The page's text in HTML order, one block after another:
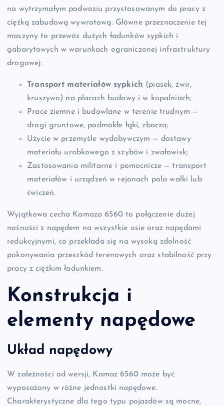
na wytrzymałym podwoziu przystosowanym do pracy z
ciężką zabudową wywrotową. Główne przeznaczenie tej
maszyny to przewóz dużych ładunków sypkich i
gabarytowych w warunkach ograniczonej infrastruktury
drogowej:
Transport materiałów sypkich (piasek, żwir,
kruszywo) na placach budowy i w kopalniach;
Prace ziemne i budowlane w terenie trudnym —
drogi gruntowe, podmokłe łąki, zbocza;
Użycie w przemyśle wydobywczym — dostawy
materiału urobkowego z szybów i zwałowisk;
Zastosowania militarne i pomocnicze — transport
materiałów i urządzeń w rejonach pola walki lub
ćwiczeń.
Wyjątkowa cecha Kamaza 6560 to połączenie dużej
nośności z napędem na wszystkie osie oraz napędami
redukcyjnymi, co przekłada się na wysoką zdolność
pokonywania przeszkód terenowych oraz stabilność przy
pracy z ciężkim ładunkiem.
Konstrukcja i
elementy napędowe
Układ napędowy
W zależności od wersji, Kamaz 6560 może być
wyposażony w różne jednostki napędowe.
Charakterystyczne dla tego typu pojazdów są mocne,